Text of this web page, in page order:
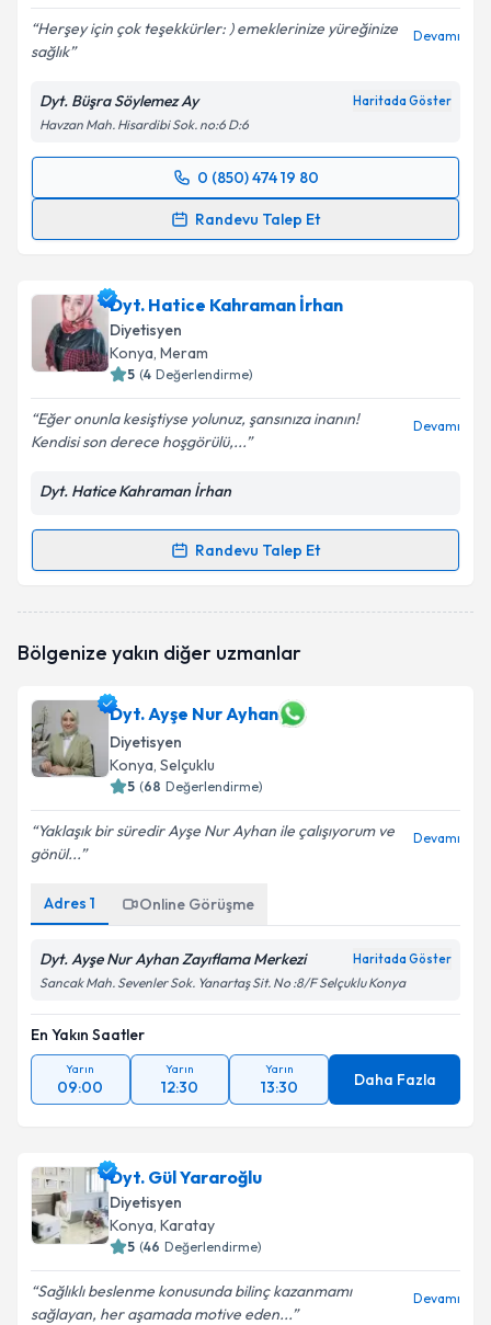
Herşey için çok teşekkürler: ) emeklerinize yüreğinize
sağlık
Devamı
Dyt. Büşra Söylemez Ay Haritada Göster
Havzan Mah. Hisardibi Sok. no:6 D:6
0 (850) 474 19 80
Randevu Talep Et
Randevu Takvimi Talebi
takvim hazırlandığında e-posta ile bilgilendireceğiz.
E-posta Adresiniz
Kişisel verilerimin işlenmesine ilişkin
'ni okudum ve kişisel verilerimin belirtilen
kapsamda işlenmesini kabul ediyorum.
Takvim Talebini Gönder
Dyt. Hatice Kahraman İrhan
Diyetisyen
Konya, Meram
5 (4 Değerlendirme)
Eğer onunla kesiştiyse yolunuz, şansınıza inanın!
Kendisi son derece hoşgörülü,...
Devamı
Dyt. Hatice Kahraman İrhan
Randevu Talep Et
Randevu Takvimi Talebi
talebi oluşturun. Size bu uzmandan randevu almanız
bilgilendireceğiz.
E-posta Adresiniz
kapsamda işlenmesini kabul ediyorum.
Takvim Talebini Gönder
Bölgenize yakın diğer uzmanlar
Dyt. Ayşe Nur Ayhan
Diyetisyen
Konya, Selçuklu
5 (68 Değerlendirme)
Yaklaşık bir süredir Ayşe Nur Ayhan ile çalışıyorum ve
gönül...
Devamı
Adres 1 Online Görüşme
Dyt. Ayşe Nur Ayhan Zayıflama Merkezi Haritada Göster
Sancak Mah. Sevenler Sok. Yanartaş Sit. No :8/F Selçuklu Konya
En Yakın Saatler
Yarın
09:00
Yarın
12:30
Yarın
13:30 Daha Fazla
Dyt. Gül Yararoğlu
Diyetisyen
Konya, Karatay
5 (46 Değerlendirme)
Sağlıklı beslenme konusunda bilinç kazanmamı
sağlayan, her aşamada motive eden...
Devamı